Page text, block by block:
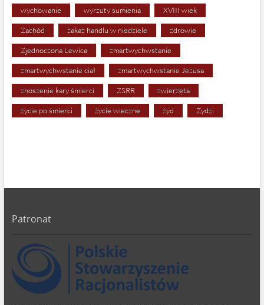
wychowanie wyrzuty sumienia XVIII wiek
Zachód zakaz handlu w niedziele zdrowie
Zjednoczona Lewica zmartwychwstanie
zmartwychwstanie ciał zmartwychwstanie Jezusa
znoszenie kary śmierci ZSRR zwierzęta
życie po śmierci życie wieczne żyd Żydzi
Patronat